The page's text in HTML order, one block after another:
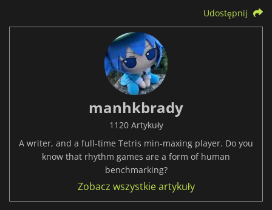
Udostępnij
manhkbrady
1120 Artykuły
A writer, and a full-time Tetris min-maxing player. Do you
know that rhythm games are a form of human
benchmarking?
Zobacz wszystkie artykuły